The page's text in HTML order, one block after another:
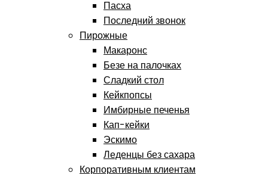
Пасха
Последний звонок
Пирожные
Макаронс
Безе на палочках
Сладкий стол
Кейкпопсы
Имбирные печенья
Кап-кейки
Эскимо
Леденцы без сахара
Корпоративным клиентам